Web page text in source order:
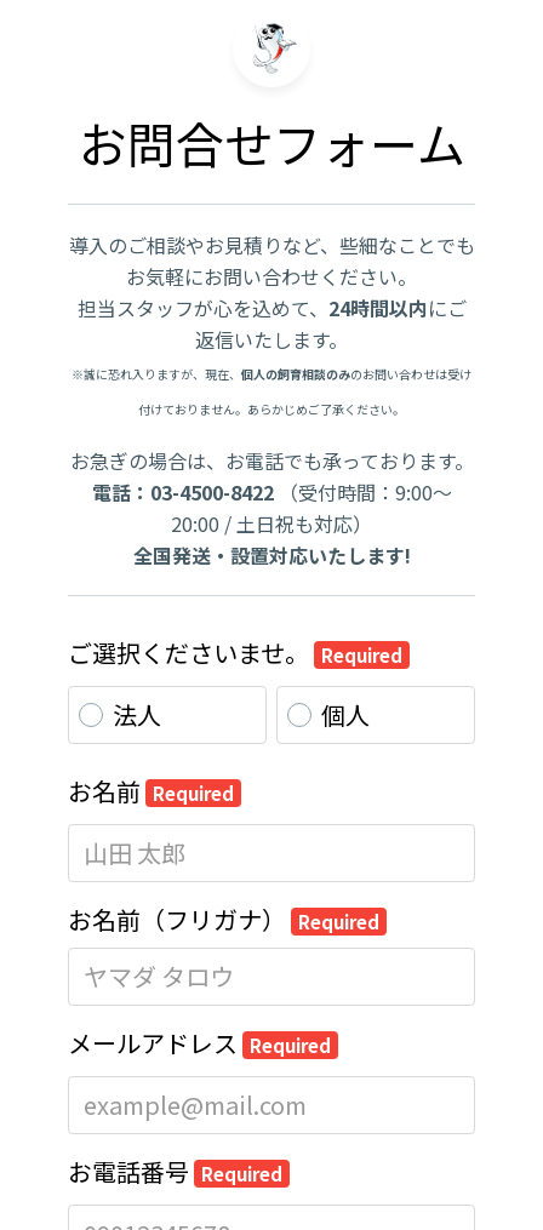
お問合せフォーム
導入のご相談やお見積りなど、些細なことでも
お気軽にお問い合わせください。
担当スタッフが心を込めて、 24時間以内にご
返信いたします。
※誠に恐れ入りますが、現在、 個人の飼育相談のみのお問い合わせは受け
付けておりません。あらかじめご了承ください。
お急ぎの場合は、お電話でも承っております。
電話：03-4500-8422（受付時間：9:00〜
20:00 / 土日祝も対応）
全国発送・設置対応いたします!
ご選択くださいませ。 Required
法人 個人
お名前 Required
お名前（フリガナ） Required
メールアドレス Required
お電話番号 Required